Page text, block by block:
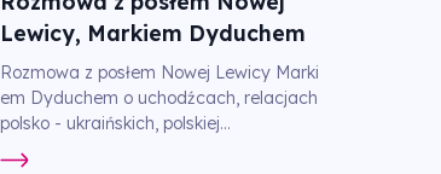
Lewicy, Markiem Dyduchem
Rozmowa z posłem Nowej Lewicy Marki
em Dyduchem o uchodźcach, relacjach
polsko - ukraińskich, polskiej...